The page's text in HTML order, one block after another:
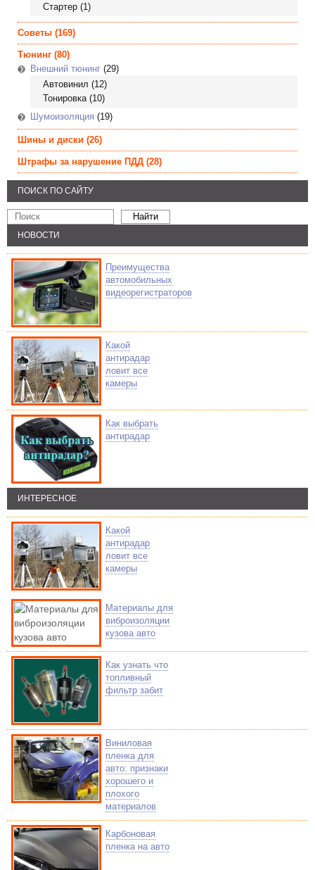
Стартер (1)
Советы (169)
Тюнинг (80)
Внешний тюнинг (29)
Автовинил (12)
Тонировка(10)
Шумоизоляция (19)
Шины и диски (26)
Штрафы за нарушение ПДД (28)
ПОИСК ПО САЙТУ
НОВОСТИ
Преимущества
автомобильных
видеорегистраторов
Какой
антирадар
ловит все
камеры
Как выбрать
антирадар
ИНТЕРЕСНОЕ
Какой
антирадар
ловит все
камеры
Материалы для
виброизоляции
кузова авто
Как узнать что
топливный
фильтр забит
Виниловая
пленка для
авто: признаки
хорошего и
плохого
материалов
Карбоновая
пленка на авто